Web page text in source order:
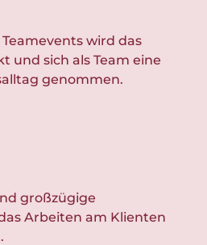
wird das
und sich als Team eine
genommen.
großzügige
Arbeiten am Klienten